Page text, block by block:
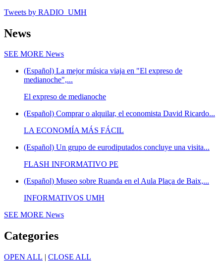
Tweets by RADIO_UMH
News
SEE MORE News
(Español) La mejor música viaja en "El expreso de
medianoche",...
El expreso de medianoche
(Español) Comprar o alquilar, el economista David Ricardo...
LA ECONOMÍA MÁS FÁCIL
(Español) Un grupo de eurodiputados concluye una visita...
FLASH INFORMATIVO PE
(Español) Museo sobre Ruanda en el Aula Plaça de Baix,...
INFORMATIVOS UMH
SEE MORE News
Categories
OPEN ALL | CLOSE ALL